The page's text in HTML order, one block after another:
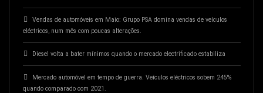
Vendas de automóveis em Maio: Grupo PSA domina vendas de veículos
eléctricos, num mês com poucas alterações.
Diesel volta a bater mínimos quando o mercado electrificado estabiliza
Mercado automóvel em tempo de guerra. Veículos eléctricos sobem 245%
quando comparado com 2021.